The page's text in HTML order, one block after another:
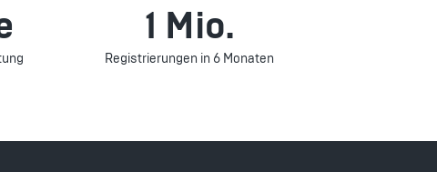
1 Mio.
Registrierungen in 6 Monaten